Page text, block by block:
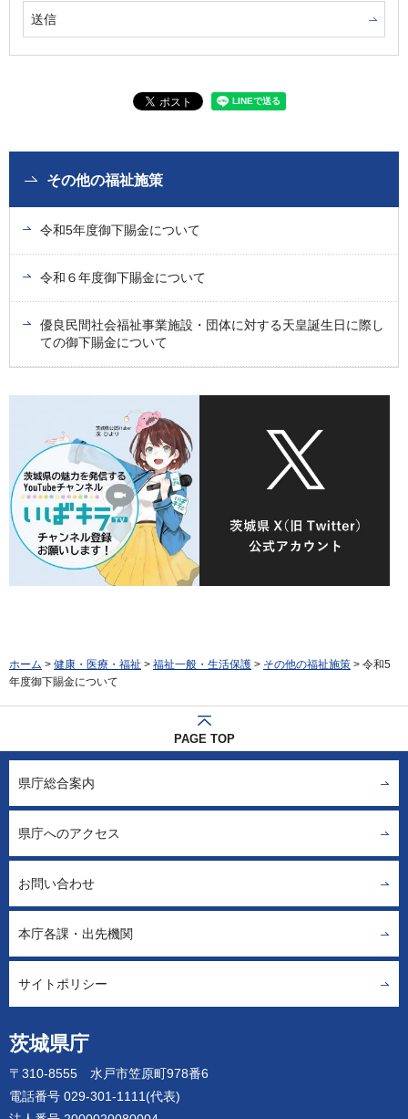
その他の福祉施策
令和5年度御下賜金について
令和６年度御下賜金について
優良民間社会福祉事業施設・団体に対する天皇誕生日に際し
ての御下賜金について
ホーム > 健康・医療・福祉 > 福祉一般・生活保護 > その他の福祉施策 > 令和5
年度御下賜金について
PAGE TOP
茨城県庁
〒310-8555 水戸市笠原町978番6
電話番号 029-301-1111(代表)
県庁総合案内
県庁へのアクセス
お問い合わせ
本庁各課・出先機関
サイトポリシー